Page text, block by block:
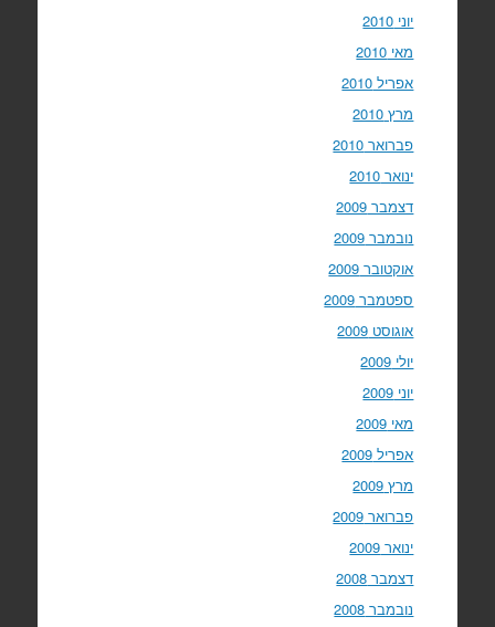
יוני 2010
מאי 2010
אפריל 2010
מרץ 2010
פברואר 2010
ינואר 2010
דצמבר 2009
נובמבר 2009
אוקטובר 2009
ספטמבר 2009
אוגוסט 2009
יולי 2009
יוני 2009
מאי 2009
אפריל 2009
מרץ 2009
פברואר 2009
ינואר 2009
דצמבר 2008
נובמבר 2008